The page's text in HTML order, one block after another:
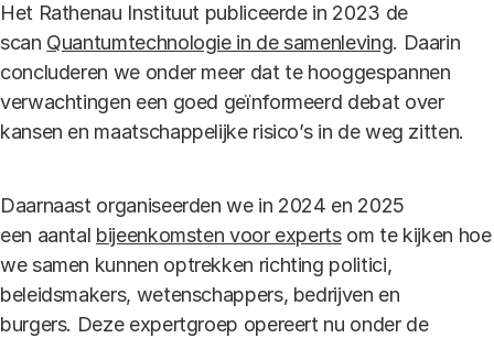
Het Rathenau Instituut publiceerde in 2023 de
scan Quantumtechnologie in de samenleving. Daarin
concluderen we onder meer dat te hooggespannen
verwachtingen een goed geïnformeerd debat over
kansen en maatschappelijke risico’s in de weg zitten.
Daarnaast organiseerden we in 2024 en 2025
een aantal bijeenkomsten voor expertsom te kijken hoe
we samen kunnen optrekken richting politici,
beleidsmakers, wetenschappers, bedrijven en
burgers. Deze expertgroep opereert nu onder de